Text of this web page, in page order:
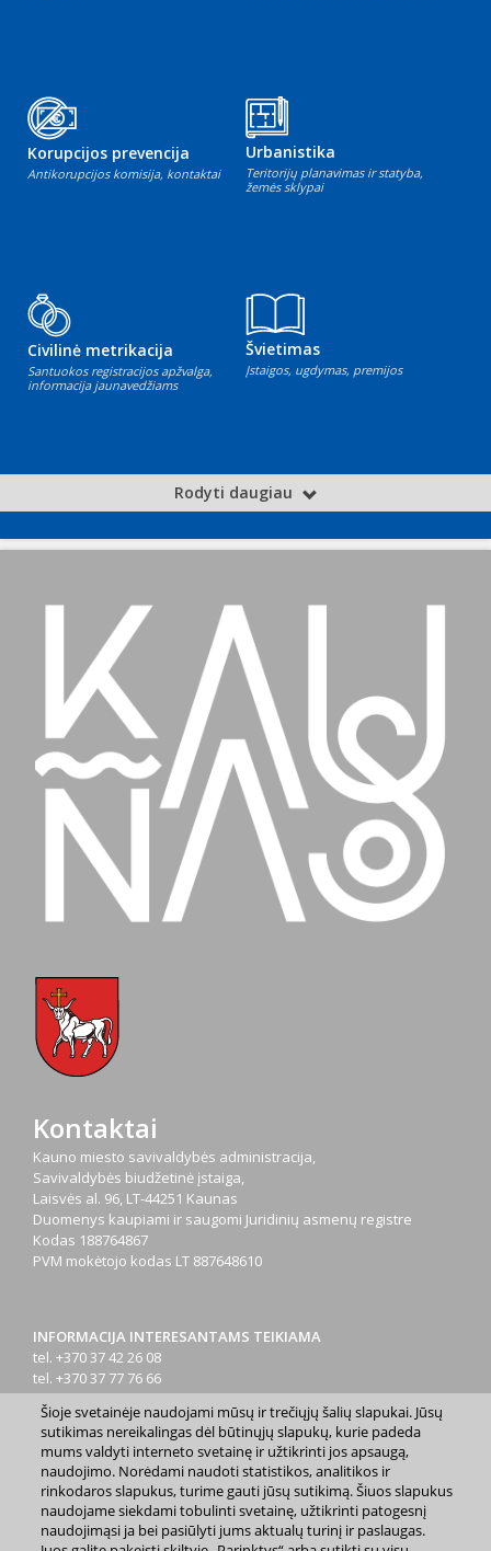
Korupcijos prevencija
Antikorupcijos komisija, kontaktai
Urbanistika
Teritorijų planavimas ir statyba,
žemės sklypai
Civilinė metrikacija
Santuokos registracijos apžvalga,
informacija jaunavedžiams
Švietimas
Įstaigos, ugdymas, premijos
Rodyti daugiau
Kontaktai
Kauno miesto savivaldybės administracija,
Savivaldybės biudžetinė įstaiga,
Laisvės al. 96, LT-44251 Kaunas
Duomenys kaupiami ir saugomi Juridinių asmenų registre
Kodas 188764867
PVM mokėtojo kodas LT 887648610
INFORMACIJA INTERESANTAMS TEIKIAMA
tel. +370 37 42 26 08
tel. +370 37 77 76 66
tel. +370 660 07000
el. p.info@kaunas.lt
Šioje svetainėje naudojami mūsų ir trečiųjų šalių slapukai. Jūsų
sutikimas nereikalingas dėl būtinųjų slapukų, kurie padeda
mums valdyti interneto svetainę ir užtikrinti jos apsaugą,
naudojimo. Norėdami naudoti statistikos, analitikos ir
rinkodaros slapukus, turime gauti jūsų sutikimą. Šiuos slapukus
naudojame siekdami tobulinti svetainę, užtikrinti patogesnį
naudojimąsi ja bei pasiūlyti jums aktualų turinį ir paslaugas.